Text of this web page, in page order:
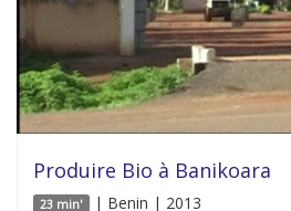
Produire Bio à Banikoara
23 min' | Benin | 2013